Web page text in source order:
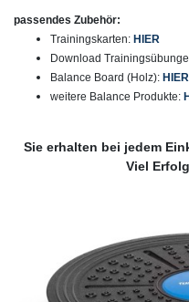
passendes Zubehör:
Trainingskarten: HIER
Download
Balance Board (Holz): HIER
weitere Balance Produkte:
Sie erhalten bei jedem
Viel